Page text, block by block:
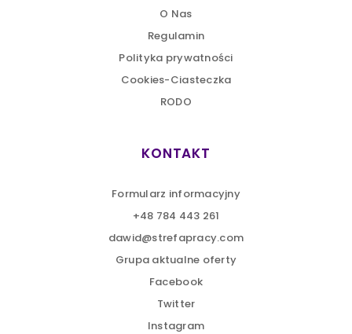
O Nas
Regulamin
Polityka prywatności
Cookies-Ciasteczka
RODO
KONTAKT
Formularz informacyjny
+48 784 443 261
dawid@strefapracy.com
Grupa aktualne oferty
Facebook
Twitter
Instagram